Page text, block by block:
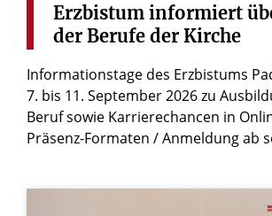
Erzbistum informiert
der Berufe der Kirche
Informationstage des Erzbistums
7. bis 11. September 2026 zu
Beruf sowie Karrierechancen in
Präsenz-Formaten / Anmeldung ab